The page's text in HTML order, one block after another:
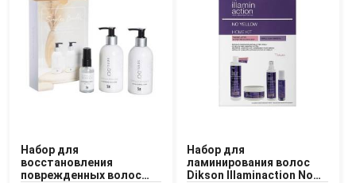
Набор для
восстановления
поврежденных волос
Набор для
ламинирования волос
Dikson Illaminaction No